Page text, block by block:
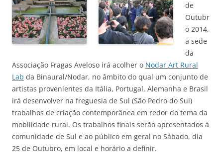
de
Outubr
o 2014,
a sede
da
Associação Fragas Aveloso irá acolher o Nodar Art Rural
Lab da Binaural/Nodar, no âmbito do qual um conjunto de
artistas provenientes da Itália, Portugal, Alemanha e Brasil
irá desenvolver na freguesia de Sul (São Pedro do Sul)
trabalhos de criação contemporânea em redor do tema da
mobilidade rural. Os trabalhos finais serão apresentados à
comunidade de Sul e ao público em geral no Sábado, dia
25 de Outubro, em local e horário a definir.